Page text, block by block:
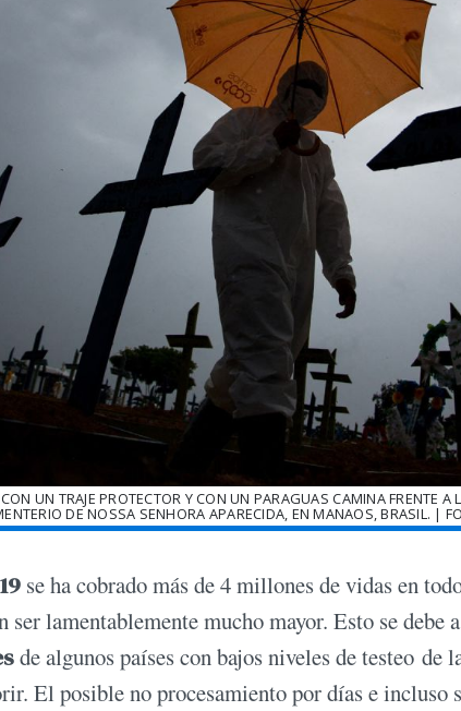
UN TRAJE PROTECTOR Y CON UN PARAGUAS CAMINA FRENTE
DE NOSSA SENHORA APARECIDA, EN MANAOS, BRASIL. |
se ha cobrado más de 4 millones de vidas en
ser lamentablemente mucho mayor. Esto se
de algunos países con bajos niveles de testeo de
El posible no procesamiento por días e incluso